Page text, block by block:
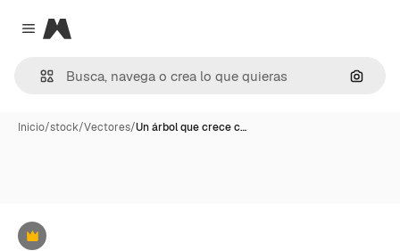
Close menu
Magnific
Inicio/stock/Vectores/Un árbol que crece c…
Premium